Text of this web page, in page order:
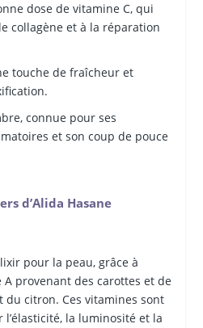
dose de vitamine C, qui
collagène et à la réparation
touche de fraîcheur et
connue pour ses
et son coup de pouce
d’Alida Hasane
pour la peau, grâce à
A provenant des carottes et de
du citron. Ces vitamines sont
la luminosité et la